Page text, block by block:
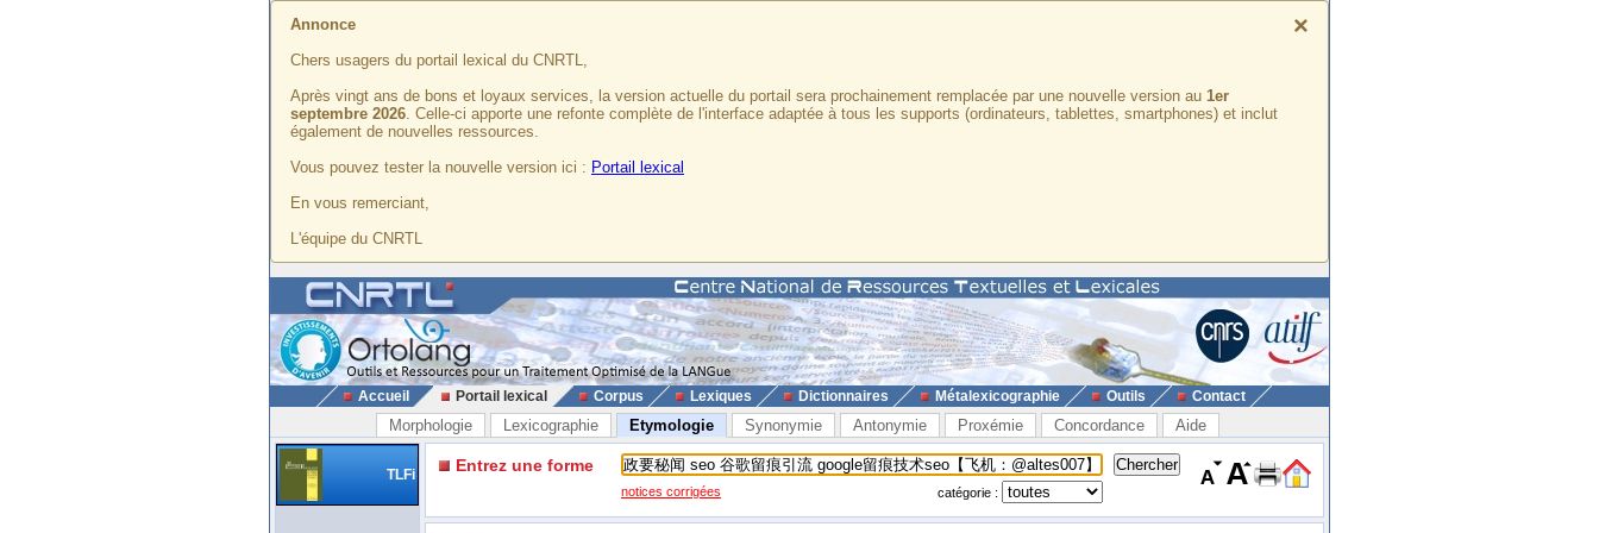
×
Annonce
Chers usagers du portail lexical du CNRTL,
Après vingt ans de bons et loyaux services, la version actuelle du portail sera prochainement remplacée par une nouvelle version au 1er
septembre 2026. Celle-ci apporte une refonte complète de l'interface adaptée à tous les supports (ordinateurs, tablettes, smartphones) et inclut
également de nouvelles ressources.
Vous pouvez tester la nouvelle version ici : Portail lexical
En vous remerciant,
L'équipe du CNRTL
Accueil Portail lexical Corpus Lexiques Dictionnaires Métalexicographie Outils Contact
Morphologie Lexicographie Etymologie Synonymie Antonymie Proxémie Concordance Aide
TLFi Entrez une forme
notices corrigées catégorie :